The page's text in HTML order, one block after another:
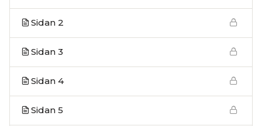
Sidan 2
Sidan 3
Sidan 4
Sidan 5